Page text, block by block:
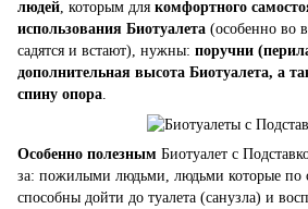
людей, которым для комфортного
использования Биотуалета (особенно во
садятся и встают), нужны: поручни
дополнительная высота Биотуалета, а
спину опора.
Особенно полезным Биотуалет с
за: пожилыми людьми, людьми которые по
способны дойти до туалета (санузла) и